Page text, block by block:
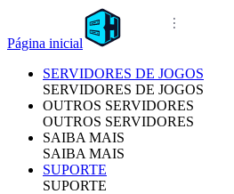
Página inicial
SERVIDORES DE JOGOS
SERVIDORES DE JOGOS
OUTROS SERVIDORES
OUTROS SERVIDORES
SAIBA MAIS
SAIBA MAIS
SUPORTE
SUPORTE